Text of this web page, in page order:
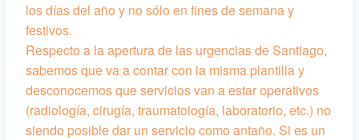
los días del año y no sólo en fines de semana y
festivos.
Respecto a la apertura de las urgencias de Santiago,
sabemos que va a contar con la misma plantilla y
desconocemos que servicios van a estar operativos
(radiología, cirugía, traumatología, laboratorio, etc.) no
siendo posible dar un servicio como antaño. Si es un